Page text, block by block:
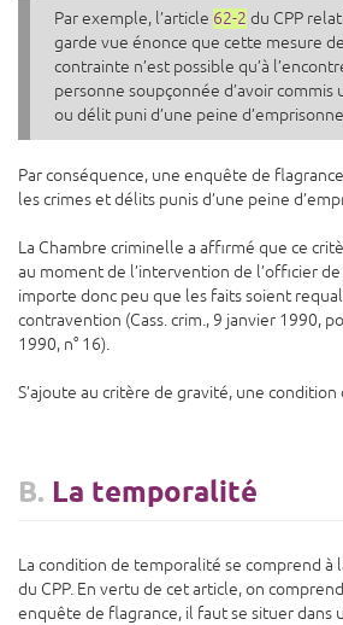
Par exemple, l’article 62-2 du CPP
garde vue énonce que cette mesure de
contrainte n’est possible qu’à
personne soupçonnée d’avoir commis
ou délit puni d’une peine
Par conséquence, une enquête de
les crimes et délits punis d’une peine
La Chambre criminelle a affirmé que ce
au moment de l’intervention de l’officier
importe donc peu que les faits soient
contravention (Cass. crim., 9 janvier 1990,
1990, n° 16).
S’ajoute au critère de gravité, une
B. La temporalité
La condition de temporalité se comprend à
du CPP. En vertu de cet article, on
enquête de flagrance, il faut se situer dans